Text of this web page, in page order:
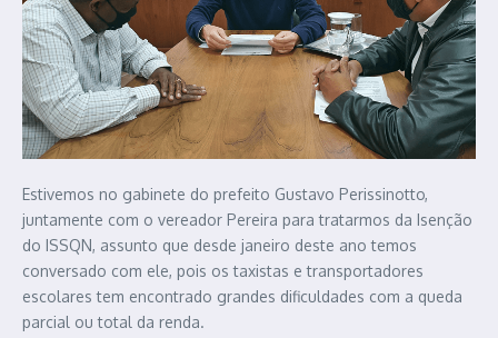
Estivemos no gabinete do prefeito Gustavo Perissinotto,
juntamente com o vereador Pereira para tratarmos da Isenção
do ISSQN, assunto que desde janeiro deste ano temos
conversado com ele, pois os taxistas e transportadores
escolares tem encontrado grandes dificuldades com a queda
parcial ou total da renda.